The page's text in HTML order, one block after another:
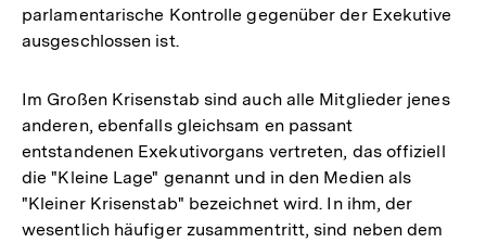
parlamentarische Kontrolle gegenüber der Exekutive
ausgeschlossen ist.
Im Großen Krisenstab sind auch alle Mitglieder jenes
anderen, ebenfalls gleichsam en passant
entstandenen Exekutivorgans vertreten, das offiziell
die "Kleine Lage" genannt und in den Medien als
"Kleiner Krisenstab" bezeichnet wird. In ihm, der
wesentlich häufiger zusammentritt, sind neben dem